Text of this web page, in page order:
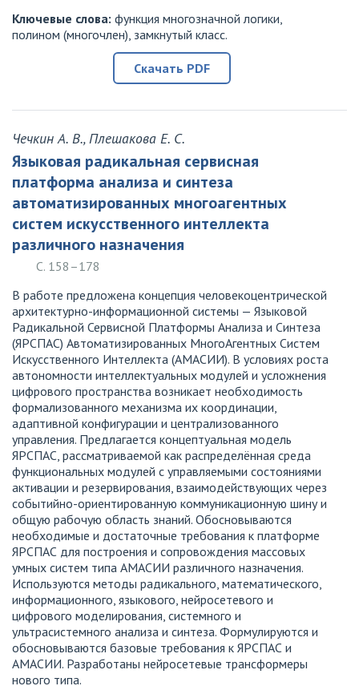
Ключевые слова: функция многозначной логики,
полином (многочлен), замкнутый класс.
Скачать PDF
Чечкин А. В., Плешакова Е. С.
Языковая радикальная сервисная
платформа анализа и синтеза
автоматизированных многоагентных
систем искусственного интеллекта
различного назначения
С. 158–178
В работе предложена концепция человекоцентрической
архитектурно-информационной системы — Языковой
Радикальной Сервисной Платформы Анализа и Синтеза
(ЯРСПАС) Автоматизированных МногоАгентных Систем
Искусственного Интеллекта (АМАСИИ). В условиях роста
автономности интеллектуальных модулей и усложнения
цифрового пространства возникает необходимость
формализованного механизма их координации,
адаптивной конфигурации и централизованного
управления. Предлагается концептуальная модель
ЯРСПАС, рассматриваемой как распределённая среда
функциональных модулей с управляемыми состояниями
активации и резервирования, взаимодействующих через
событийно-ориентированную коммуникационную шину и
общую рабочую область знаний. Обосновываются
необходимые и достаточные требования к платформе
ЯРСПАС для построения и сопровождения массовых
умных систем типа АМАСИИ различного назначения.
Используются методы радикального, математического,
информационного, языкового, нейросетевого и
цифрового моделирования, системного и
ультрасистемного анализа и синтеза. Формулируются и
обосновываются базовые требования к ЯРСПАС и
АМАСИИ. Разработаны нейросетевые трансформеры
нового типа.